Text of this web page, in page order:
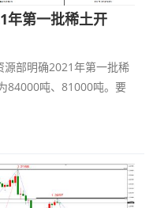
年第一批稀土开
部明确2021年第一批稀
84000吨、81000吨。要